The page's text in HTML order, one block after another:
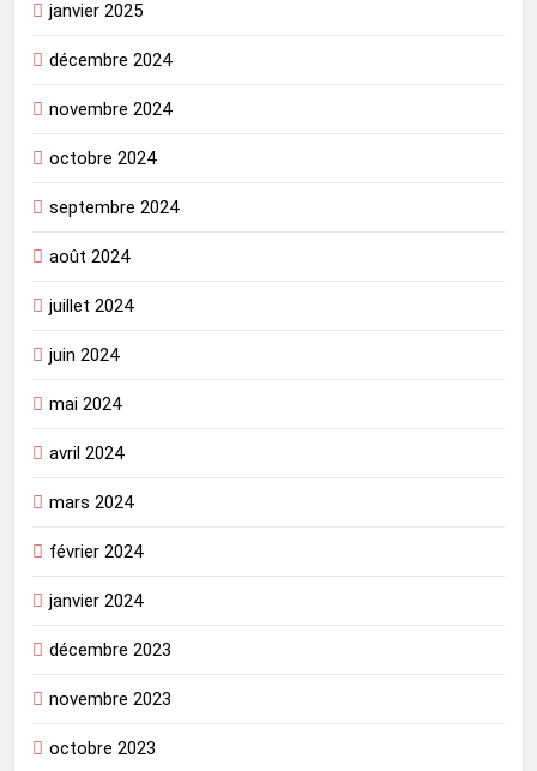
janvier 2025
décembre 2024
novembre 2024
octobre 2024
septembre 2024
août 2024
juillet 2024
juin 2024
mai 2024
avril 2024
mars 2024
février 2024
janvier 2024
décembre 2023
novembre 2023
octobre 2023